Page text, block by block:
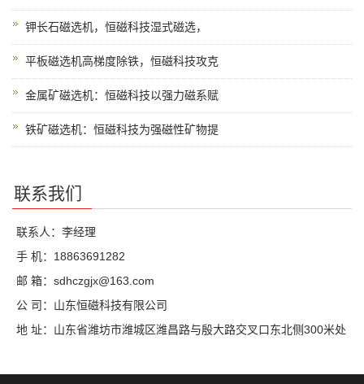
钾长石磁选机，恒磁科技湿式磁选，
平板磁选机高梯度除铁，恒磁科技攻克
金属矿磁选机：恒磁科技以强力磁系赋
铁矿磁选机：恒磁科技为强磁性矿物提
联系我们
联系人：李经理
手 机：18863691282
邮 箱：sdhczgjx@163.com
公 司：山东恒磁科技有限公司
地 址：山东省潍坊市潍城区潍昌路与殷大路交叉口东北侧300米处